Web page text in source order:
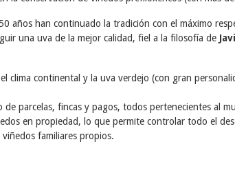
años han continuado la tradición con el máximo
una uva de la mejor calidad, fiel a la filosofía de
clima continental y la uva verdejo (con gran
parcelas, fincas y pagos, todos pertenecientes al
en propiedad, lo que permite controlar todo el
familiares propios.